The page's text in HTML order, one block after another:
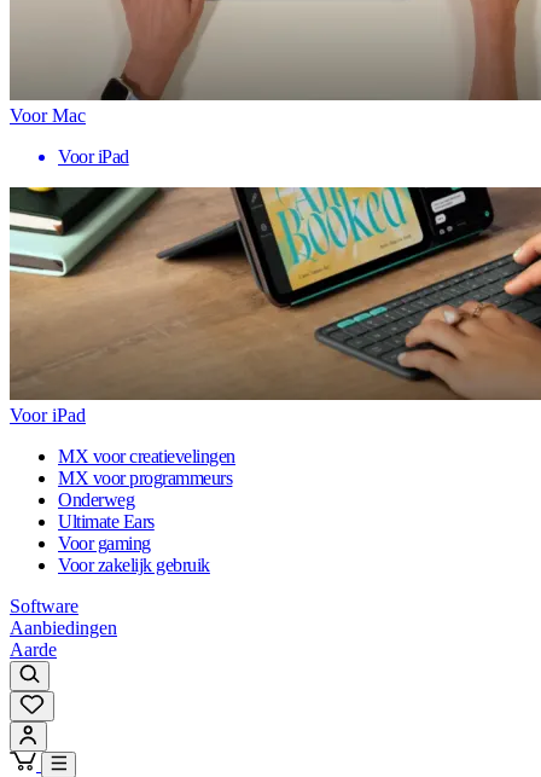
Voor Mac
Voor iPad
Voor iPad
MX voor creatievelingen
MX voor programmeurs
Onderweg
Ultimate Ears
Voor gaming
Voor zakelijk gebruik
Software
Aanbiedingen
Aarde